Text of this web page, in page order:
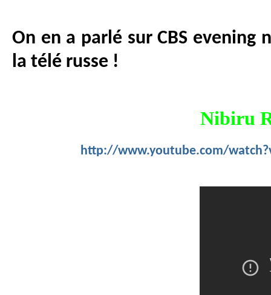
On en a parlé sur CBS
la télé russe !
Nibiru
http://www.youtube.com/